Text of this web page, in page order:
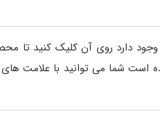
دارد روی آن کلیک کنید تا
است شما می توانید با علامت